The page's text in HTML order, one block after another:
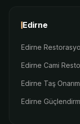
Edirne
Edirne
Edirne Cami
Edirne Taş
Edirne